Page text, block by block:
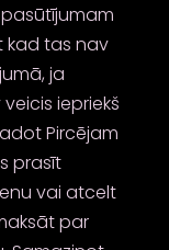
kad tas nav
ja
iepriekš
Pircējam
prasīt
vai atcelt
par